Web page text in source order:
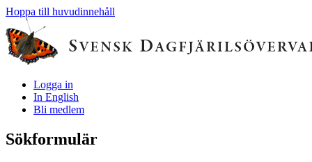
Hoppa till huvudinnehåll
Logga in
In English
Bli medlem
Sökformulär